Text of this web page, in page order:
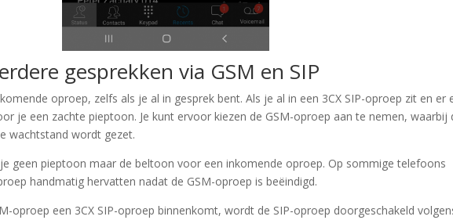
gesprekken via GSM en SIP
oproep, zelfs als je al in gesprek bent. Als je al in een 3CX SIP-oproep zit en er
je een zachte pieptoon. Je kunt ervoor kiezen de GSM-oproep aan te nemen, waarbij
wachtstand wordt gezet.
geen pieptoon maar de beltoon voor een inkomende oproep. Op sommige telefoons
handmatig hervatten nadat de GSM-oproep is beëindigd.
oproep een 3CX SIP-oproep binnenkomt, wordt de SIP-oproep doorgeschakeld